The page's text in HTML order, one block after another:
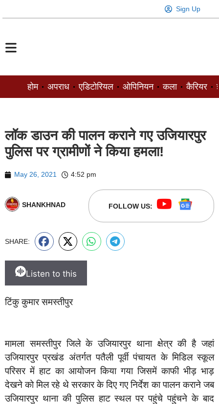
Sign Up
होम अपराध एडिटोरियल ओपिनियन कला कैरियर
लॉक डाउन की पालन कराने गए उजियारपुर
पुलिस पर ग्रामीणों ने किया हमला!
May 26, 2021 4:52 pm
SHANKHNAD FOLLOW US:
SHARE:
Listen to this
टिंकु कुमार समस्तीपुर
मामला समस्तीपुर जिले के उजियारपुर थाना क्षेत्र की है जहां
उजियारपुर प्रखंड अंतर्गत पतैली पूर्वी पंचायत के मिडिल स्कूल
परिसर में हाट का आयोजन किया गया जिसमें काफी भीड़ भाड़
देखने को मिल रहे थे सरकार के दिए गए निर्देश का पालन कराने जब
उजियारपुर थाना की पुलिस हाट स्थल पर पहुंचे पहुंचने के बाद